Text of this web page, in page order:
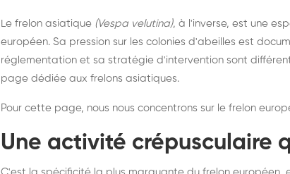
Le frelon asiatique (Vespa velutina), à l'inverse, est une
européen. Sa pression sur les colonies d'abeilles est
réglementation et sa stratégie d'intervention sont
page dédiée aux frelons asiatiques.
Pour cette page, nous nous concentrons sur le frelon
Une activité crépusculaire